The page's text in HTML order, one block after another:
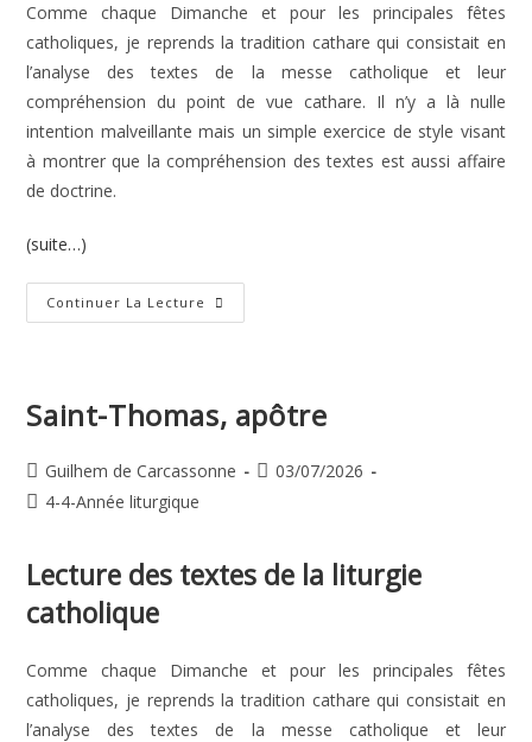
Comme chaque Dimanche et pour les principales fêtes
catholiques, je reprends la tradition cathare qui consistait en
l’analyse des textes de la messe catholique et leur
compréhension du point de vue cathare. Il n’y a là nulle
intention malveillante mais un simple exercice de style visant
à montrer que la compréhension des textes est aussi affaire
de doctrine.
(suite…)
Continuer La Lecture 14e
Dimanche
Saint-Thomas, apôtre
Auteur/autrice
de
Guilhem de Carcassonne
Publication
03/07/2026
Post4-4-Année liturgique
Lecture des textes de la liturgie
catholique
Comme chaque Dimanche et pour les principales fêtes
catholiques, je reprends la tradition cathare qui consistait en
l’analyse des textes de la messe catholique et leur